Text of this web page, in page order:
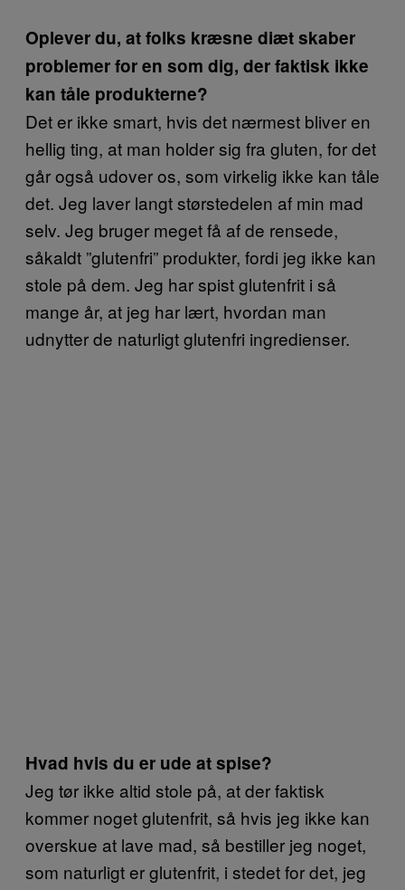
Oplever du, at folks kræsne diæt skaber
problemer for en som dig, der faktisk ikke
kan tåle produkterne?
Det er ikke smart, hvis det nærmest bliver en
hellig ting, at man holder sig fra gluten, for det
går også udover os, som virkelig ikke kan tåle
det. Jeg laver langt størstedelen af min mad
selv. Jeg bruger meget få af de rensede,
såkaldt ”glutenfri” produkter, fordi jeg ikke kan
stole på dem. Jeg har spist glutenfrit i så
mange år, at jeg har lært, hvordan man
udnytter de naturligt glutenfri ingredienser.
Hvad hvis du er ude at spise?
Jeg tør ikke altid stole på, at der faktisk
kommer noget glutenfrit, så hvis jeg ikke kan
overskue at lave mad, så bestiller jeg noget,
som naturligt er glutenfrit, i stedet for det, jeg